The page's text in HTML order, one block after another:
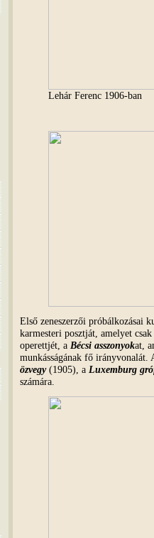
Lehár Ferenc 1906-ban
Első zeneszerzői próbálkozásai
karmesteri posztját, amelyet
operettjét, a Bécsi asszonyokat,
munkásságának fő irányvonalát.
özvegy(1905), a Luxemburg
számára.